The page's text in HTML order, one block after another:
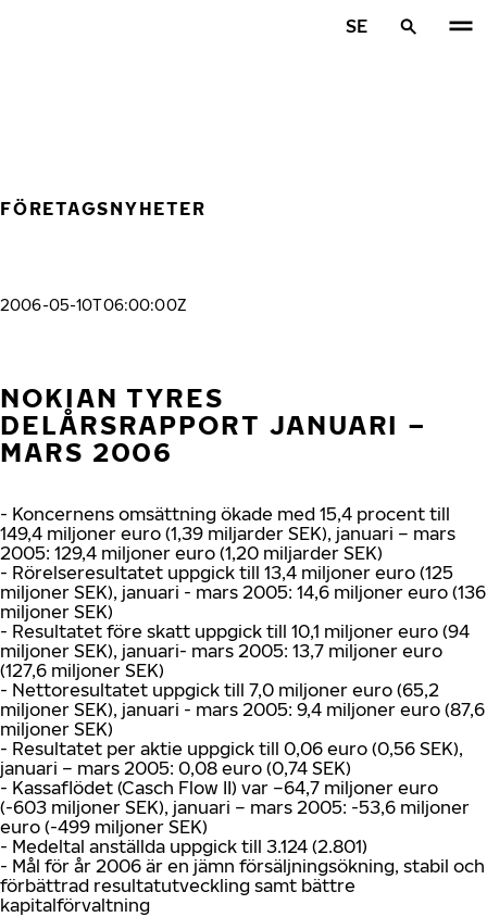
SE
FÖRETAGSNYHETER
2006-05-10T06:00:00Z
NOKIAN TYRES
DELÅRSRAPPORT JANUARI –
MARS 2006
- Koncernens omsättning ökade med 15,4 procent till
149,4 miljoner euro (1,39 miljarder SEK), januari – mars
2005: 129,4 miljoner euro (1,20 miljarder SEK)
- Rörelseresultatet uppgick till 13,4 miljoner euro (125
miljoner SEK), januari - mars 2005: 14,6 miljoner euro (136
miljoner SEK)
- Resultatet före skatt uppgick till 10,1 miljoner euro (94
miljoner SEK), januari- mars 2005: 13,7 miljoner euro
(127,6 miljoner SEK)
- Nettoresultatet uppgick till 7,0 miljoner euro (65,2
miljoner SEK), januari - mars 2005: 9,4 miljoner euro (87,6
miljoner SEK)
- Resultatet per aktie uppgick till 0,06 euro (0,56 SEK),
januari – mars 2005: 0,08 euro (0,74 SEK)
- Kassaflödet (Casch Flow II) var –64,7 miljoner euro
(-603 miljoner SEK), januari – mars 2005: -53,6 miljoner
euro (-499 miljoner SEK)
- Medeltal anställda uppgick till 3.124 (2.801)
- Mål för år 2006 är en jämn försäljningsökning, stabil och
förbättrad resultatutveckling samt bättre
kapitalförvaltning